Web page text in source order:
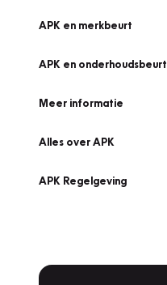
APK en merkbeurt
APK en onderhoudsbeurt
Meer informatie
Alles over APK
APK Regelgeving